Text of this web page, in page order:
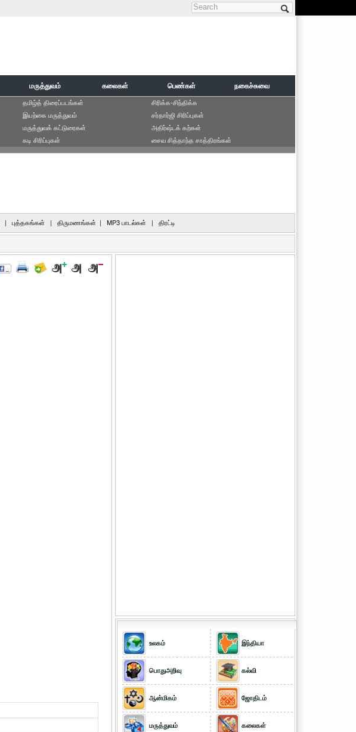
Search form
மருத்துவம் கலைகள் பெண்கள் நகைச்சுவை
தமிழ்த் திரைப்படங்கள்
இயற்கை மருத்துவம்
மருத்துவக் கட்டுரைகள்
கடி சிரிப்புகள்
சிரிக்க-சிந்திக்க
சர்தார்ஜி சிரிப்புகள்
அதிர்ஷ்டக் கற்கள்
சைவ சித்தாந்த சாத்திரங்கள்
| புத்தகங்கள் | திருமணங்கள் | MP3 பாடல்கள் | திரட்டி
உலகம்
பொதுஅறிவு
ஆன்மிகம்
மருத்துவம்
இந்தியா
கல்வி
ஜோதிடம்
கலைகள்